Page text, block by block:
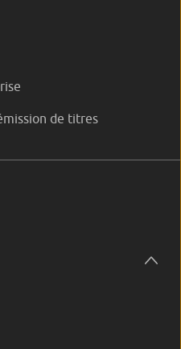
de titres